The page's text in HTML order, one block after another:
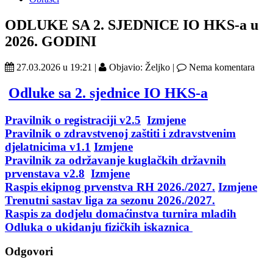
ODLUKE SA 2. SJEDNICE IO HKS-a u
2026. GODINI
27.03.2026 u 19:21 | Objavio: Željko | Nema komentara
Odluke sa 2. sjednice IO HKS-a
Pravilnik o registraciji v2.5 Izmjene
Pravilnik o zdravstvenoj zaštiti i zdravstvenim
djelatnicima v1.1 Izmjene
Pravilnik za održavanje kuglačkih državnih
prvenstava v2.8 Izmjene
Raspis ekipnog prvenstva RH 2026./2027. Izmjene
Trenutni sastav liga za sezonu 2026./2027.
Raspis za dodjelu domaćinstva turnira mladih
Odluka o ukidanju fizičkih iskaznica
Odgovori